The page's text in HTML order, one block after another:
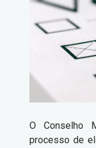
O Conselho
processo de